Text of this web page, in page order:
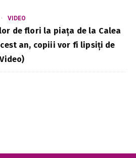
VIDEO
de flori la piața de la Calea
an, copiii vor fi lipsiți de